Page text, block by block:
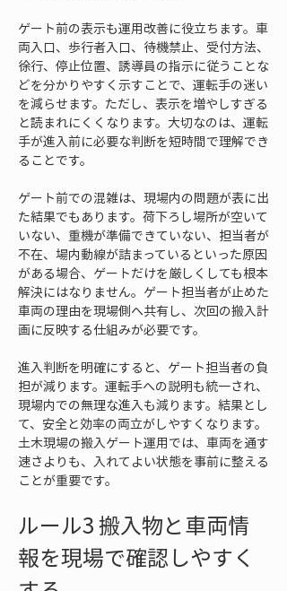
ゲート前の表示も運用改善に役立ちます。車
両入口、歩行者入口、待機禁止、受付方法、
徐行、停止位置、誘導員の指示に従うことな
どを分かりやすく示すことで、運転手の迷い
を減らせます。ただし、表示を増やしすぎる
と読まれにくくなります。大切なのは、運転
手が進入前に必要な判断を短時間で理解でき
ることです。
ゲート前での混雑は、現場内の問題が表に出
た結果でもあります。荷下ろし場所が空いて
いない、重機が準備できていない、担当者が
不在、場内動線が詰まっているといった原因
がある場合、ゲートだけを厳しくしても根本
解決にはなりません。ゲート担当者が止めた
車両の理由を現場側へ共有し、次回の搬入計
画に反映する仕組みが必要です。
進入判断を明確にすると、ゲート担当者の負
担が減ります。運転手への説明も統一され、
現場内での無理な進入も減ります。結果とし
て、安全と効率の両立がしやすくなります。
土木現場の搬入ゲート運用では、車両を通す
速さよりも、入れてよい状態を事前に整える
ことが重要です。
ルール3 搬入物と車両情
報を現場で確認しやすく